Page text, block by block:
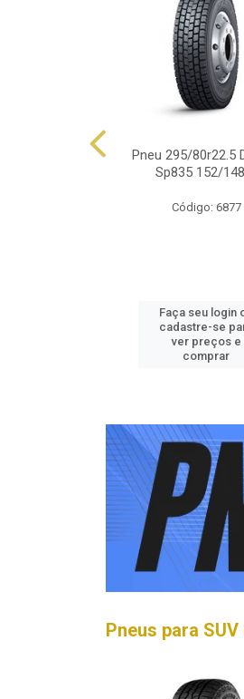
Pneu 295/80r22.5
Sp835 152/
Código: 6877
Faça seu login
cadastre-se
ver preços e
comprar
Pneus para